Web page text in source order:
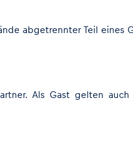
abgetrennter Teil eines
Als Gast gelten